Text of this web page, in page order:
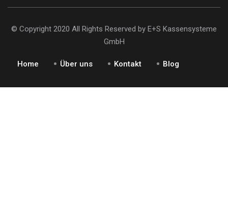
© Copyright 2020 All Rights Reserved by E+S Kassensysteme
GmbH
Home Über uns Kontakt Blog